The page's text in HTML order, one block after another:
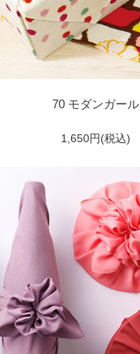
70 モダンガール
1,650円(税込)